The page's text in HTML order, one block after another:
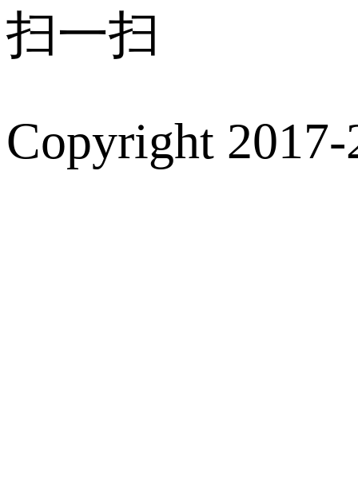
扫一扫
Copyright